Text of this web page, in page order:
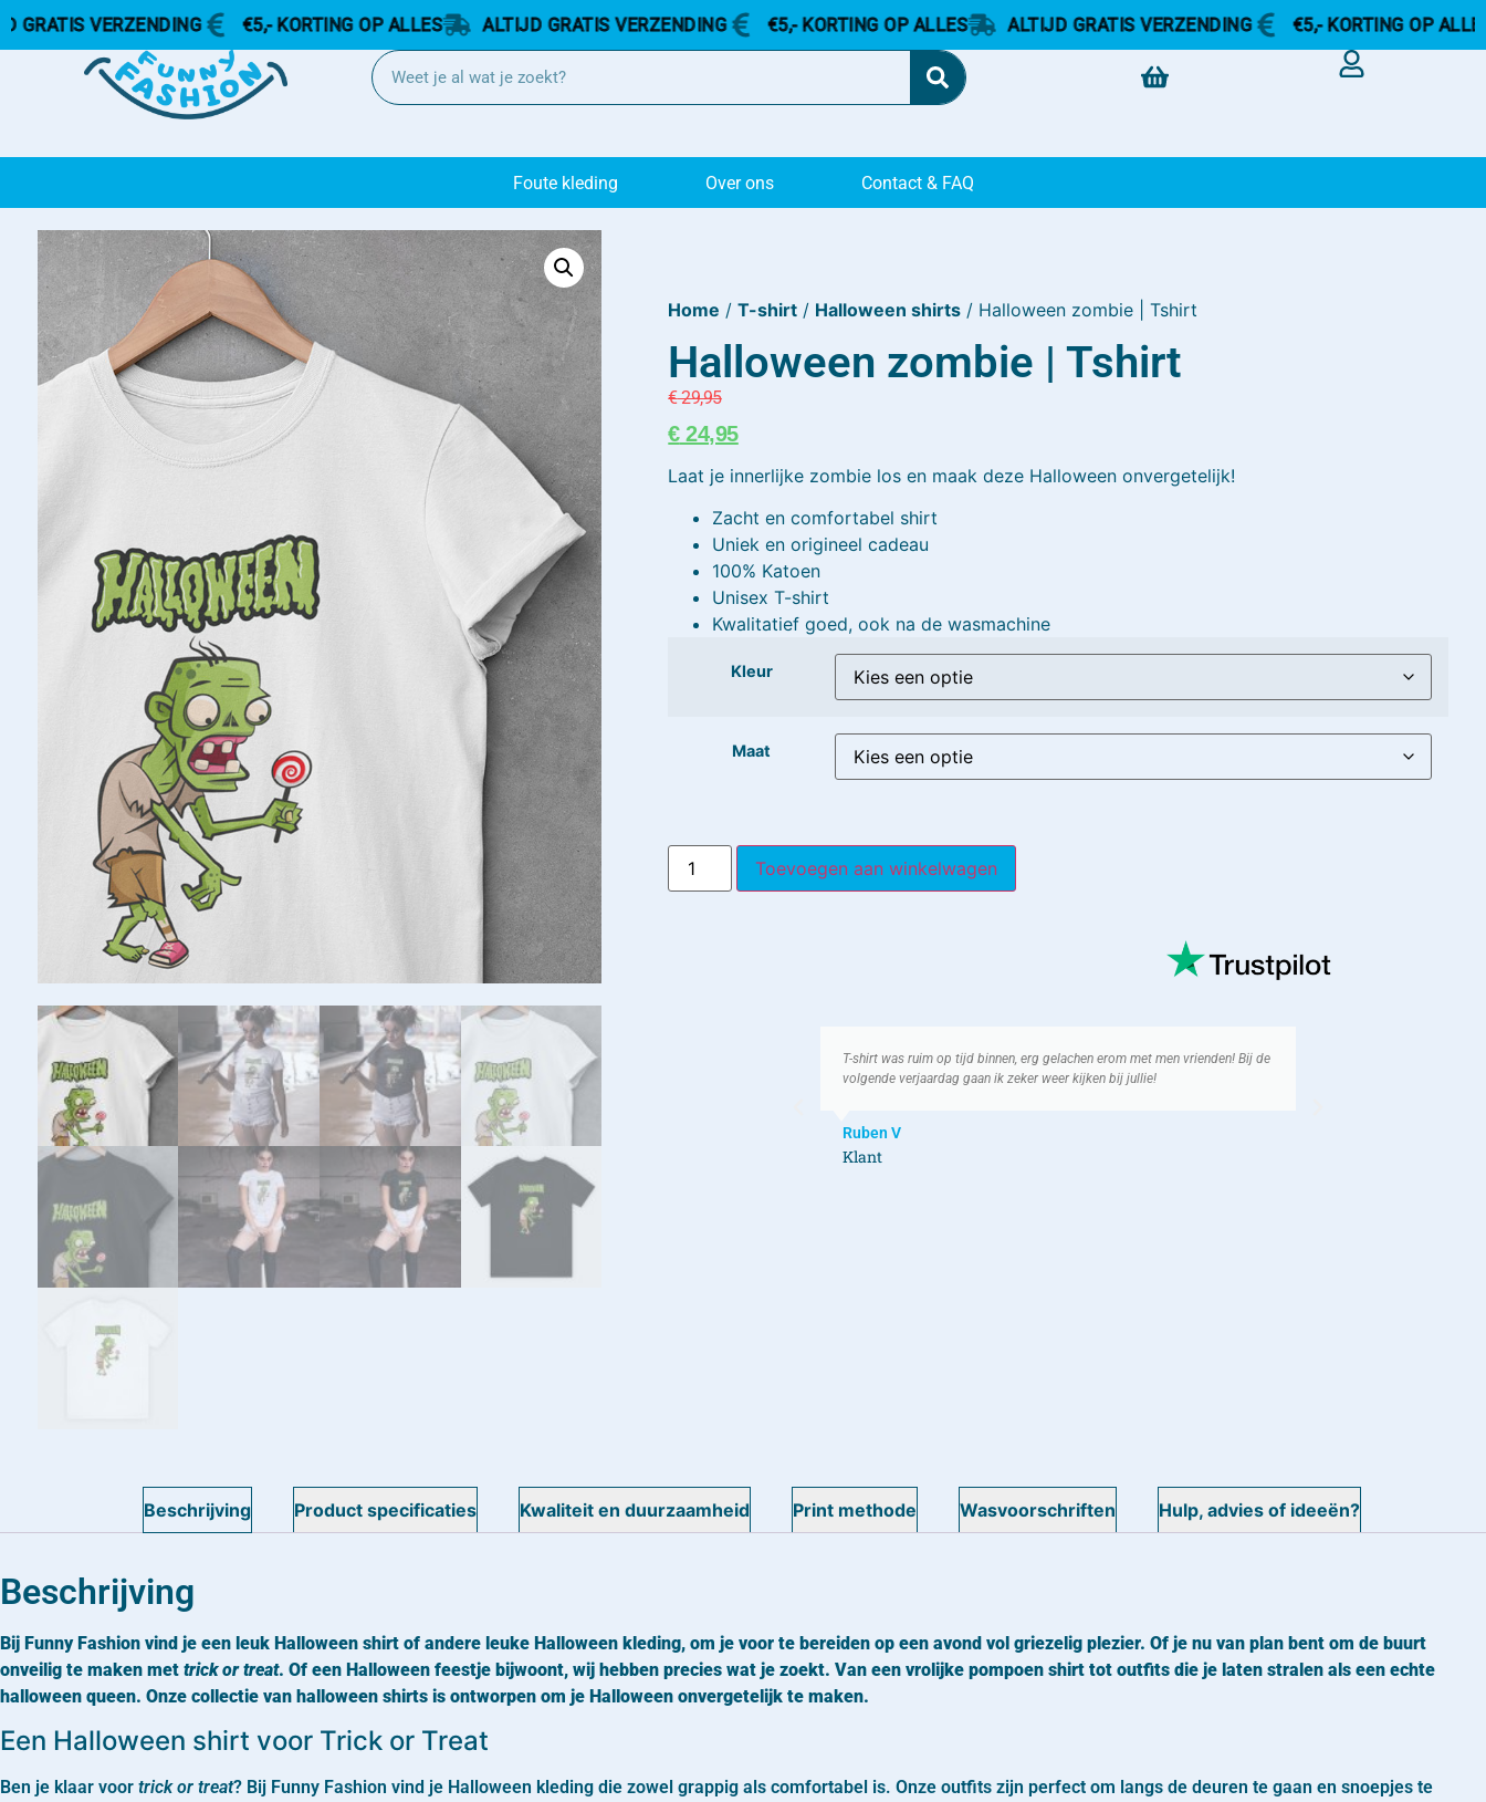
VERZENDING €5,- KORTING OP ALLES ALTIJD GRATIS VERZENDING €5,- KORTING OP ALLES ALTIJD GRATIS VERZENDING €5,- KORTING OP ALLES
Foute kleding Over ons Contact & FAQ
Home /T-shirt / Halloween shirts / Halloween zombie | Tshirt
Halloween zombie | Tshirt
€29,95
€24,95
Laat je innerlijke zombie los en maak deze Halloween onvergetelijk!
Zacht en comfortabel shirt
Uniek en origineel cadeau
100% Katoen
Unisex T-shirt
Kwalitatief goed, ook na de wasmachine
Kleur
Maat
Toevoegen aan winkelwagen
vriendinnen kwamen niet meer
Super snelle levering! De kwaliteit was ook erg goed. Leuke prints en erg
grappig om te geven voor vrienden op een verjaardag!
Megan Matthews
T-shirt was ruim op tijd binnen, erg gelachen erom met men vrienden! Bij de
volgende verjaardag gaan ik zeker weer kijken bij jullie!
Ruben V
Klant
Beschrijving Product specificaties Kwaliteit en duurzaamheid Print methode Wasvoorschriften Hulp, advies of ideeën?
Beschrijving
Bij Funny Fashion vind je een leuk Halloween shirt of andere leuke Halloween kleding, om je voor te bereiden op een avond vol griezelig plezier. Of je nu van plan bent om de buurt
onveilig te maken met trick or treat. Of een Halloween feestje bijwoont, wij hebben precies wat je zoekt. Van een vrolijke pompoen shirt tot outfits die je laten stralen als een echte
halloween queen. Onze collectie van halloween shirts is ontworpen om je Halloween onvergetelijk te maken.
Een Halloween shirt voor Trick or Treat
Ben je klaar voor trick or treat? Bij Funny Fashion vind je Halloween kleding die zowel grappig als comfortabel is. Onze outfits zijn perfect om langs de deuren te gaan en snoepjes te